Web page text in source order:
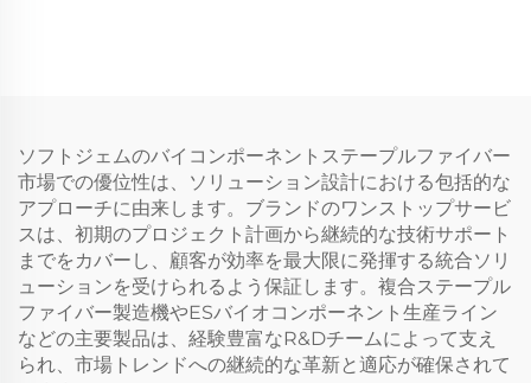
ソフトジェムのバイコンポーネントステープルファイバー
市場での優位性は、ソリューション設計における包括的な
アプローチに由来します。ブランドのワンストップサービ
スは、初期のプロジェクト計画から継続的な技術サポート
までをカバーし、顧客が効率を最大限に発揮する統合ソリ
ューションを受けられるよう保証します。複合ステープル
ファイバー製造機やESバイオコンポーネント生産ライン
などの主要製品は、経験豊富なR&Dチームによって支え
られ、市場トレンドへの継続的な革新と適応が確保されて